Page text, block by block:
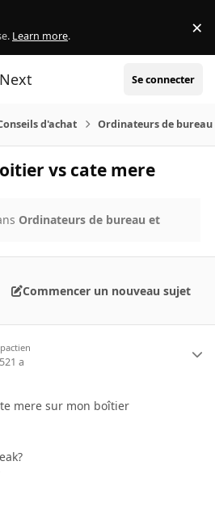
Learn more. ×
Next Se connecter
d'achat Ordinateurs de bureau
vs cate mere
Ordinateurs de bureau et
Commencer un nouveau sujet
21 a
mere sur mon boîtier